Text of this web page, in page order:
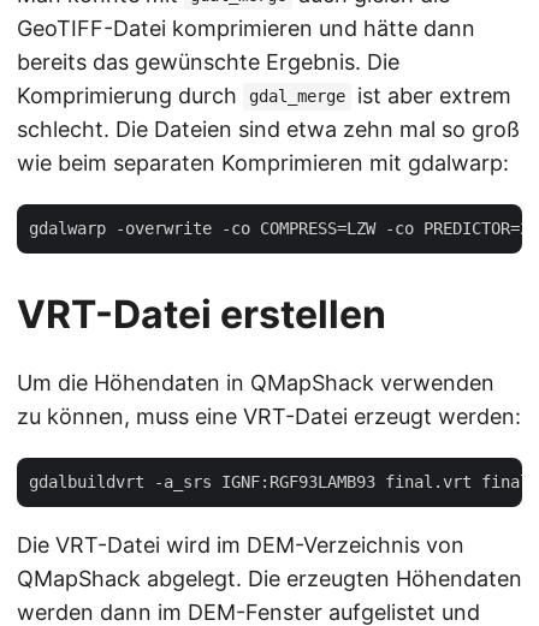
GeoTIFF-Datei komprimieren und hätte dann
bereits das gewünschte Ergebnis. Die
Komprimierung durch
gdal_merge
ist aber extrem
schlecht. Die Dateien sind etwa zehn mal so groß
wie beim separaten Komprimieren mit gdalwarp:
VRT-Datei erstellen
Um die Höhendaten in QMapShack verwenden
zu können, muss eine VRT-Datei erzeugt werden:
Die VRT-Datei wird im DEM-Verzeichnis von
QMapShack abgelegt. Die erzeugten Höhendaten
werden dann im DEM-Fenster aufgelistet und